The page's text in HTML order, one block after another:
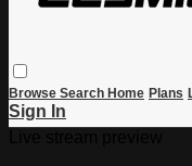
Browse Search Home Plans
Sign In